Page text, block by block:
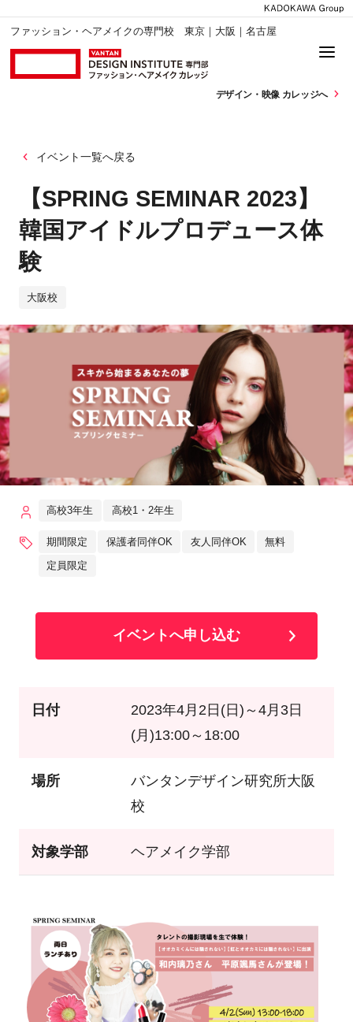
ファッション・ヘアメイクの専門校 東京｜大阪｜名古屋
デザイン・ 映像 カレッジへ
イベント一覧へ戻る
【SPRING SEMINAR 2023】
韓国アイドルプロデュース体
験
大阪校
高校3年生 高校1・2年生
期間限定 保護者同伴OK 友人同伴OK 無料
定員限定
イベントへ申し込む
日付
2023年4月2日(日)～4月3日
(月)13:00～18:00
場所
バンタンデザイン研究所大阪
校
対象学部 ヘアメイク学部